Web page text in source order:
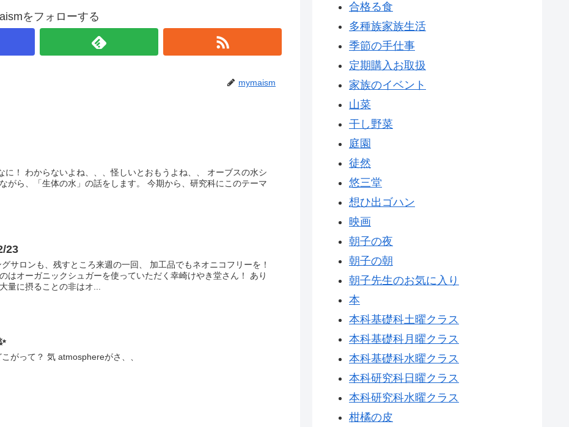
をフォローする
mymaism
に！ わからないよね、、、怪しいとおもうよね、、 オーブスの水シ
がら、「生体の水」の話をします。 今期から、研究科にこのテーマ
23
サロンも、残すところ来週の一回、 加工品でもネオニコフリーを！
はオーガニックシュガーを使っていただく幸崎けやき堂さん！ あり
量に摂ることの非はオ...
がって？ 気 atmosphereがさ、、
合格る食
多種族家族生活
季節の手仕事
定期購入お取扱
家族のイベント
山菜
干し野菜
庭園
徒然
悠三堂
想ひ出ゴハン
映画
朝子の夜
朝子の朝
朝子先生のお気に入り
本
本科基礎科土曜クラス
本科基礎科月曜クラス
本科基礎科水曜クラス
本科研究科日曜クラス
本科研究科水曜クラス
柑橘の皮